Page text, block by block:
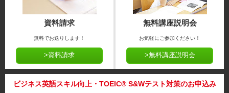
資料請求
無料でお送りします！
>資料請求
無料講座説明会
お気軽にご参加ください！
>無料講座説明会
ビジネス英語スキル向上・TOEIC® S&Wテスト対策のお申込み